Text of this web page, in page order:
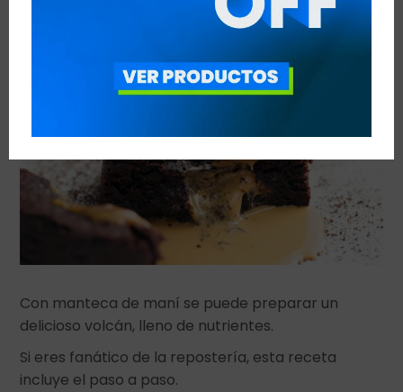
Suplementación
Con manteca de maní se puede preparar un
delicioso volcán, lleno de nutrientes.
Si eres fanático de la repostería, esta receta
incluye el paso a paso.